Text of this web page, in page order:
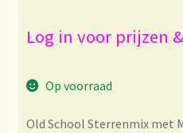
Log in voor prijzen
Op voorraad
Old School Sterrenmix met